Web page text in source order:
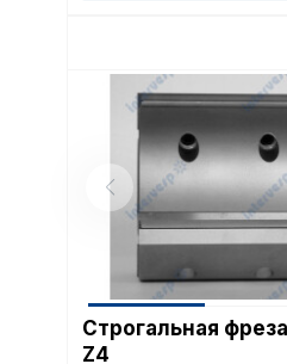
Строгальная
Z4